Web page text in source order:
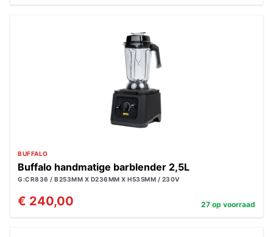
BUFFALO
Buffalo handmatige barblender 2,5L
G:CR836 / B253MM X D236MM X H535MM / 230V
€ 240,00 27 op voorraad